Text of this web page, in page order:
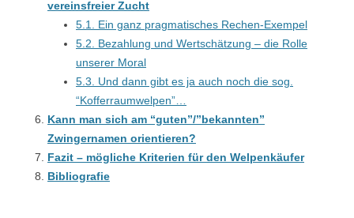
vereinsfreier Zucht
5.1. Ein ganz pragmatisches Rechen-Exempel
5.2. Bezahlung und Wertschätzung – die Rolle
unserer Moral
5.3. Und dann gibt es ja auch noch die sog.
“Kofferraumwelpen”…
Kann man sich am “guten”/”bekannten”
Zwingernamen orientieren?
Fazit – mögliche Kriterien für den Welpenkäufer
Bibliografie